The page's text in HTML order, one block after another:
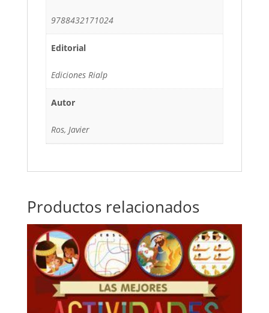
9788432171024
Editorial
Ediciones Rialp
Autor
Ros, Javier
Productos relacionados